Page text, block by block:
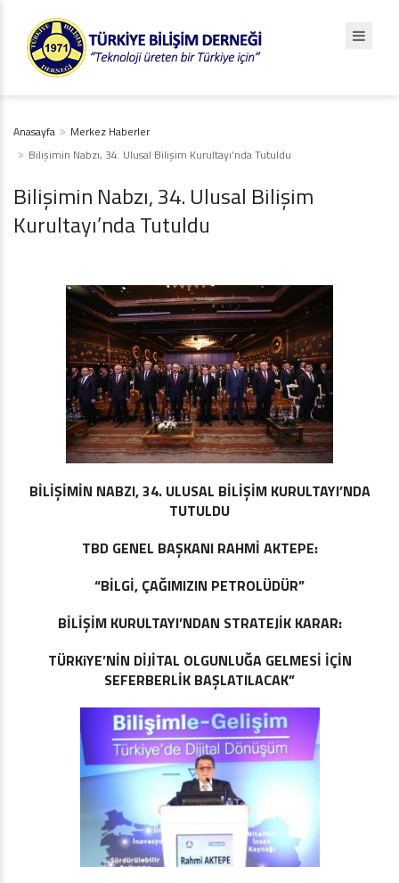
Anasayfa
Merkez Haberler
Bilişimin Nabzı, 34. Ulusal Bilişim Kurultayı’nda Tutuldu
Bilişimin Nabzı, 34. Ulusal Bilişim
Kurultayı’nda Tutuldu
BİLİŞİMİN NABZI, 34. ULUSAL BİLİŞİM KURULTAYI’NDA
TUTULDU
TBD GENEL BAŞKANI RAHMİ AKTEPE:
“BİLGİ, ÇAĞIMIZIN PETROLÜDÜR”
BİLİŞİM KURULTAYI’NDAN STRATEJİK KARAR:
TÜRKiYE’NİN DİJİTAL OLGUNLUĞA GELMESİ İÇİN
SEFERBERLİK BAŞLATILACAK”